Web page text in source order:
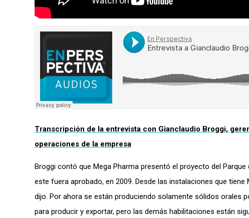
Transcripción de la entrevista con Gianclaudio Broggi,
operaciones de la empresa
Broggi contó que Mega Pharma presentó el proyecto del
este fuera aprobado, en 2009. Desde las instalaciones que
dijo. Por ahora se están produciendo solamente sólidos orales
para producir y exportar, pero las demás habilitaciones están